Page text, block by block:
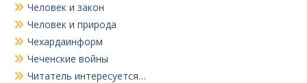
Человек и закон
Человек и природа
Чехардаинформ
Чеченские войны
Читатель интересуется…